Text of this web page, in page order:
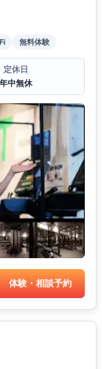
無料体験
定休日
年中無休
体験・相談予約